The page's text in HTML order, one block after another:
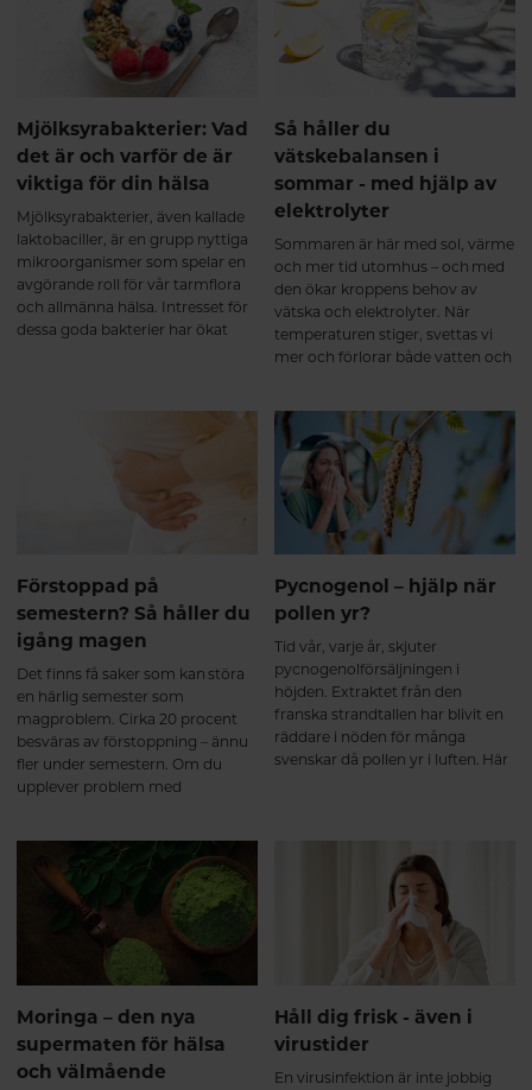
utmattning Oro och
sömnproblem Hormonell
obalans Nedsatt libido Produkten
är lika effektiv för både kvinnor
och män. Hur fungerar KSM66
GOLD? Samverkande extrakt för
ökad effekt. KSM66, saffran och
med samma mål: att återställa
emotionell balans, energi och
hormonell stabilitet. Mer ork och
inre lugn Ashwagandha (KSM66)
stärker kroppens motståndskraft
mot stress och bidrar till
normalisering av kortisolnivåer.
sexuell hälsa När stressnivåerna
sjunker kan även kroppens egen
balanseras. Hos män ökar
testosteronnivåerna Hos kvinnor
bidrar till förbättrad träning, ökad
uthållighet, bättre sexuell lust och
funktion. Njutning och
tillfredsställelse med saffran
Saffransextraktet stärker
nervsystemet och påverkar vårt
belöningssystem, där serotonin
och dopamin spelar en central
roll. Detta kan bidra till förbättrat
humör, ökad livsglädje och större
känsla av tillfredsställelse.
och PMS Kombinationen av
KSM66 och saffran kan även
lindra klimakteriebesvär och
PMS-symptom. Många upplever:
Ökad energi och libido Minskade
besvär kopplade till hormonella
svängningar Bättre känsla av
och vetenskapligt stöd KSM66
GOLD är välstuderat med över 60
publicerade studier och mer än
Mjölksyrabakterier: Vad
det är och varför de är
viktiga för din hälsa
Mjölksyrabakterier, även kallade
laktobaciller, är en grupp nyttiga
mikroorganismer som spelar en
avgörande roll för vår tarmflora
och allmänna hälsa. Intresset för
dessa goda bakterier har ökat
mjölksyrabakterier egentligen,
Så håller du
vätskebalansen i
sommar - med hjälp av
elektrolyter
Sommaren är här med sol, värme
och mer tid utomhus – och med
den ökar kroppens behov av
vätska och elektrolyter. När
temperaturen stiger, svettas vi
mer och förlorar både vatten och
du ska må bra, orka mer och
undvika symptom som trötthet,
huvudvärk eller yrsel.
Förstoppad på
semestern? Så håller du
igång magen
Det finns få saker som kan störa
en härlig semester som
magproblem. Cirka 20 procent
besväras av förstoppning – ännu
fler under semestern. Om du
upplever problem med
ensam. Här är tips för att hålla
igång semestermagen.
Pycnogenol – hjälp när
pollen yr?
Tid vår, varje år, skjuter
pycnogenolförsäljningen i
höjden. Extraktet från den
franska strandtallen har blivit en
räddare i nöden för många
svenskar då pollen yr i luften. Här
Moringa – den nya
supermaten för hälsa
och välmående
Håll dig frisk - även i
virustider
En virusinfektion är inte jobbig